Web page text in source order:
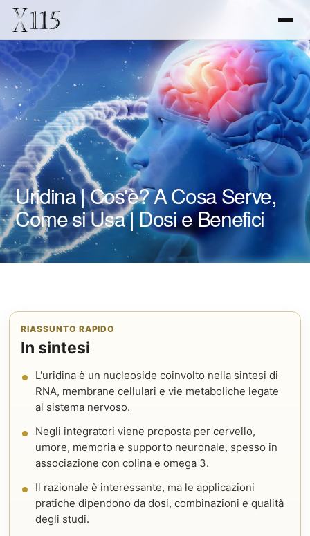
Uridina | Cos'è? A Cosa Serve,
Come si Usa | Dosi e Benefici
RIASSUNTO RAPIDO
In sintesi
L'uridina è un nucleoside coinvolto nella sintesi di
RNA, membrane cellulari e vie metaboliche legate
al sistema nervoso.
Negli integratori viene proposta per cervello,
umore, memoria e supporto neuronale, spesso in
associazione con colina e omega 3.
Il razionale è interessante, ma le applicazioni
pratiche dipendono da dosi, combinazioni e qualità
degli studi.